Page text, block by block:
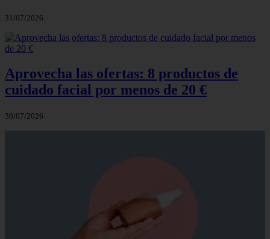
31/07/2026
Aprovecha las ofertas: 8 productos de
cuidado facial por menos de 20 €
30/07/2026